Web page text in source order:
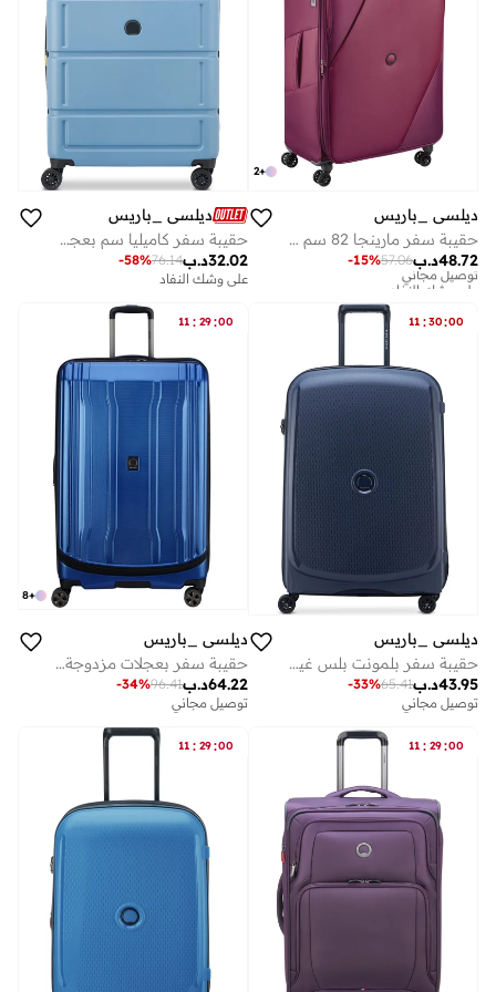
+
2
ديلسي _باريس
حقيبة سفر مارينجا 82 سم سوفت كيس بعجلات مزدوجة قابلة للتوسيع لون بنفسجي
د.ب48.72
57.06
-15%
توصيل مجاني
على وشك النفاد
على وشك النفاد
ديلسي _باريس
حقيبة سفر كاميليا سم بعجلات مزدوجة قابلة للتوسيع - أزرق فاتح
د.ب32.02
76.14
-58%
على وشك النفاد
11 :30:00
ديلسي _باريس
حقيبة سفر بلمونت بلس غير قابلة للتوسيع سم بعجلات مزدوجة ترولي أزرق
د.ب43.95
65.41
-33%
توصيل مجاني
11 : 29:00
+
8
ديلسي _باريس
حقيبة سفر بعجلات مزدوجة مقاس سم زرقاء
د.ب64.22
96.41
-34%
توصيل مجاني
11 : 29:00
11 : 29:00